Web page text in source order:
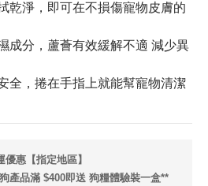
乾淨，即可在不損傷寵物皮膚的
成分，蘆薈有效緩解不適 減少異
全，捲在手指上就能幫寵物清潔
惠【指定地區】
產品滿 $400即送 狗糧體驗裝一盒**